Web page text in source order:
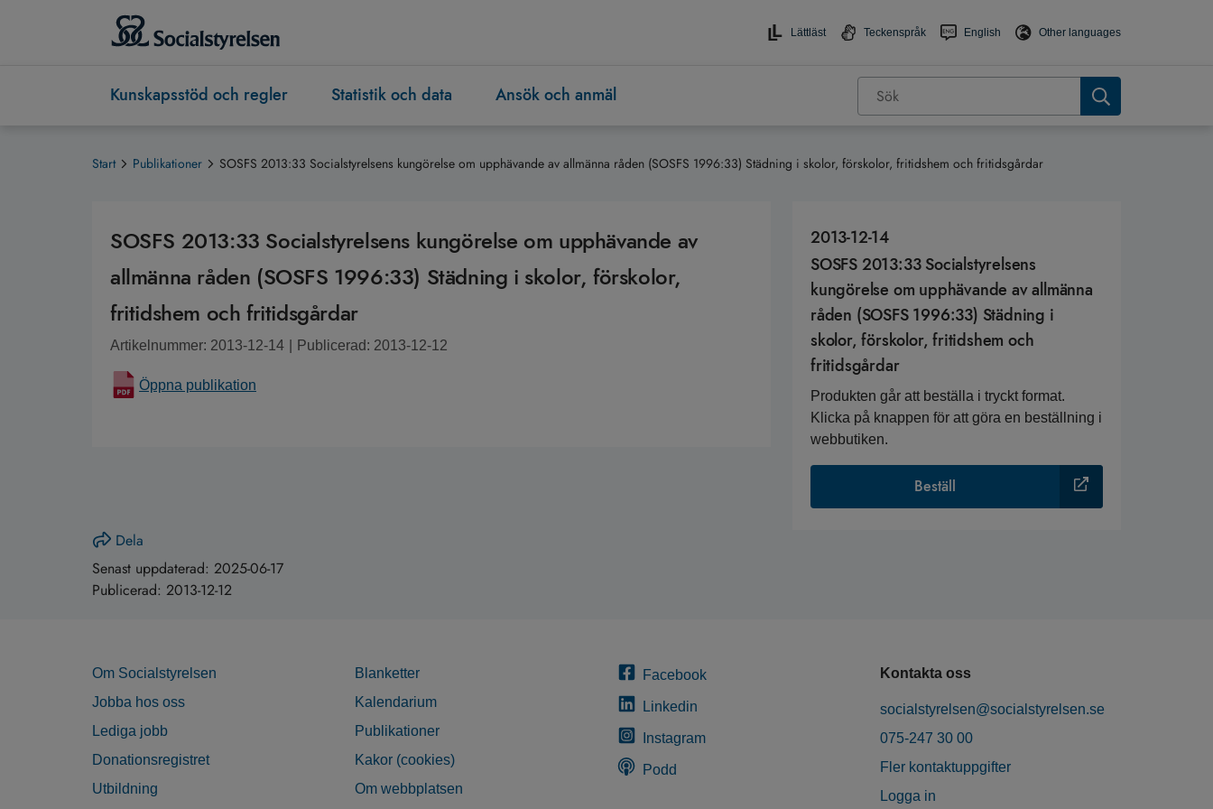
Lättläst Teckenspråk English Other languages
Kunskapsstöd och regler Statistik och data Ansök och anmäl
Start Publikationer SOSFS 2013:33 Socialstyrelsens kungörelse om upphävande av allmänna råden (SOSFS 1996:33) Städning i skolor, förskolor, fritidshem och fritidsgårdar
SOSFS 2013:33 Socialstyrelsens kungörelse om upphävande av
allmänna råden (SOSFS 1996:33) Städning i skolor, förskolor,
fritidshem och fritidsgårdar
Artikelnummer: 2013-12-14 Publicerad: 2013-12-12
Öppna publikation
2013-12-14
SOSFS 2013:33 Socialstyrelsens
kungörelse om upphävande av allmänna
råden (SOSFS 1996:33) Städning i
skolor, förskolor, fritidshem och
fritidsgårdar
Produkten går att beställa i tryckt format.
Klicka på knappen för att göra en beställning i
webbutiken.
Beställ
Dela
Senast uppdaterad: 2025-06-17
Publicerad: 2013-12-12
Om Socialstyrelsen
Jobba hos oss
Lediga jobb
Donationsregistret
Utbildning
Blanketter
Kalendarium
Publikationer
Kakor (cookies)
Om webbplatsen
Facebook
Linkedin
Instagram
Podd
Kontakta oss
socialstyrelsen@socialstyrelsen.se
075-247 30 00
Fler kontaktuppgifter
Logga in